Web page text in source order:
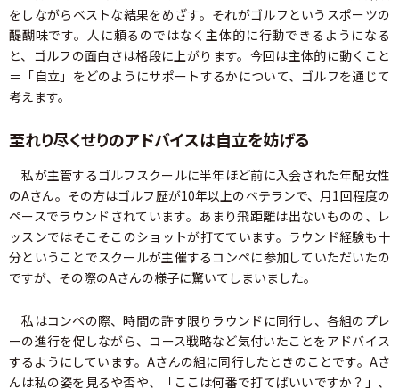
をしながらベストな結果をめざす。それがゴルフというスポーツの
醍醐味です。人に頼るのではなく主体的に行動できるようになる
と、ゴルフの面白さは格段に上がります。今回は主体的に動くこと
＝「自立」をどのようにサポートするかについて、ゴルフを通じて
考えます。
至れり尽くせりのアドバイスは自立を妨げる
私が主管するゴルフスクールに半年ほど前に入会された年配女性
のAさん。その方はゴルフ歴が10年以上のベテランで、月1回程度の
ペースでラウンドされています。あまり飛距離は出ないものの、レ
ッスンではそこそこのショットが打てています。ラウンド経験も十
分ということでスクールが主催するコンペに参加していただいたの
ですが、その際のAさんの様子に驚いてしまいました。
私はコンペの際、時間の許す限りラウンドに同行し、各組のプレ
ーの進行を促しながら、コース戦略など気付いたことをアドバイス
するようにしています。Aさんの組に同行したときのことです。Aさ
んは私の姿を見るや否や、「ここは何番で打てばいいですか？」、